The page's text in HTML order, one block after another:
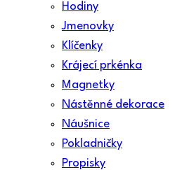
Hodiny
Jmenovky
Klíčenky
Krájecí prkénka
Magnetky
Nástěnné dekorace
Náušnice
Pokladničky
Propisky